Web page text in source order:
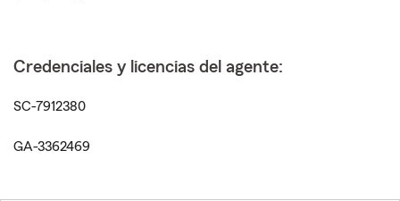
Credenciales y licencias del agente:
SC-7912380
GA-3362469